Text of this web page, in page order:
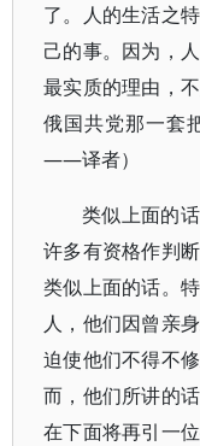
了。人的生活之
己的事。因为，
最实质的理由，
俄国共党那一套
——译者）
类似上面的
许多有资格作判
类似上面的话。
人，他们因曾亲
迫使他们不得不
而，他们所讲的
在下面将再引一